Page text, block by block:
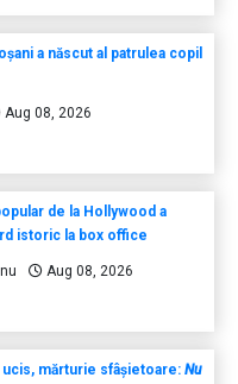
a născut al patrulea copil
Aug 08, 2026
de la Hollywood a
istoric la box office
Aug 08, 2026
ucis, mărturie sfâșietoare: Nu